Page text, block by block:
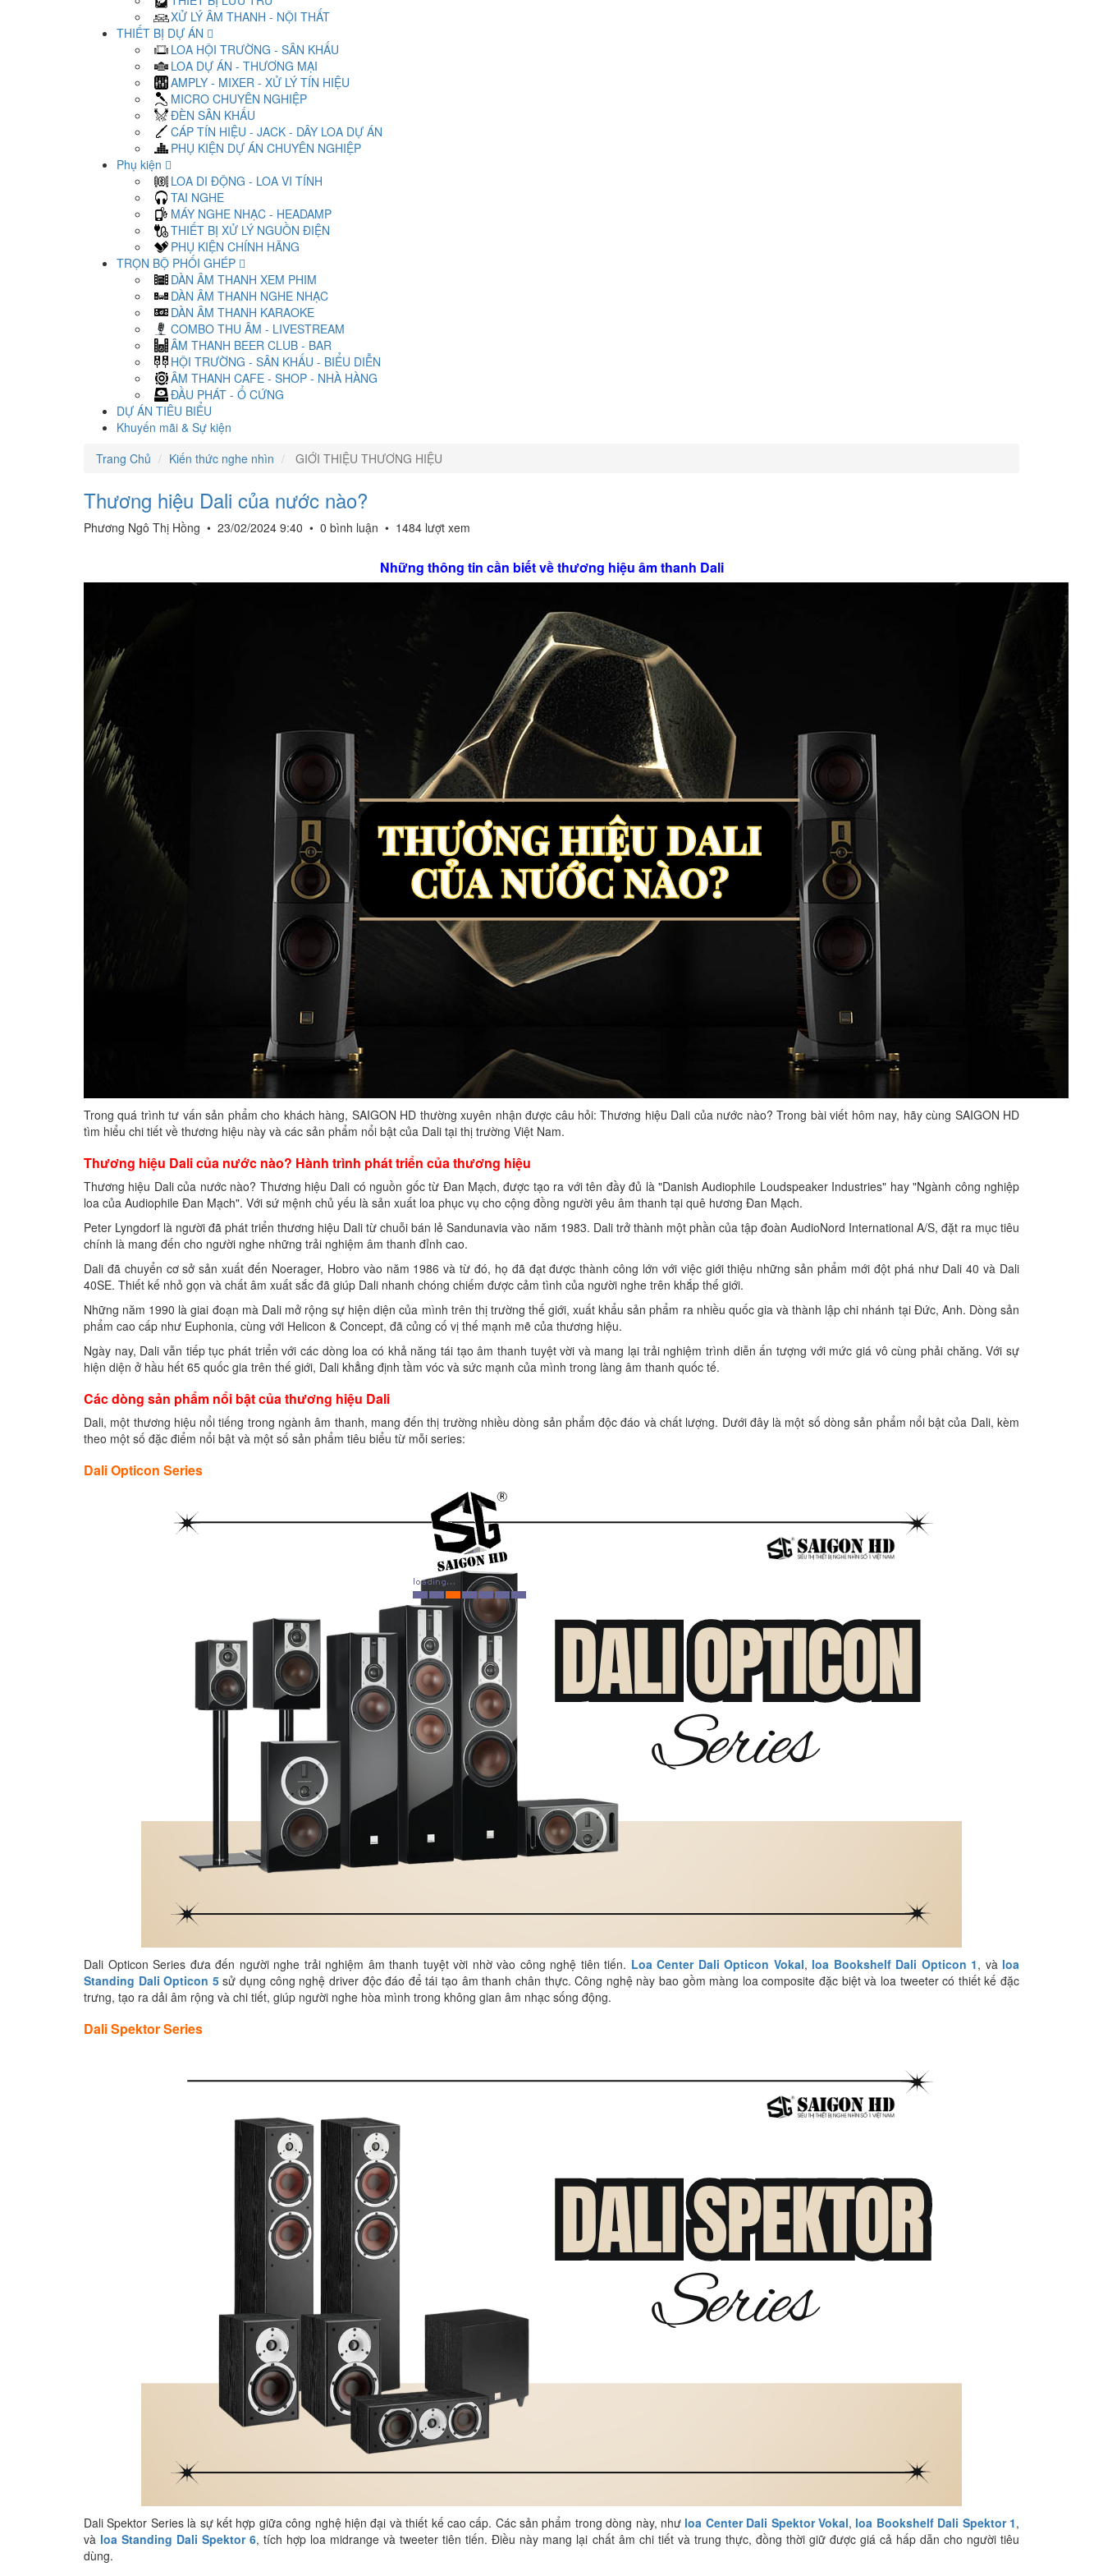
XỬ LÝ ÂM THANH - NỘI THẤT
THIẾT BỊ DỰ ÁN
LOA HỘI TRƯỜNG - SÂN KHẤU
LOA DỰ ÁN - THƯƠNG MẠI
AMPLY - MIXER - XỬ LÝ TÍN HIỆU
MICRO CHUYÊN NGHIỆP
ĐÈN SÂN KHẤU
CÁP TÍN HIỆU - JACK - DÂY LOA DỰ ÁN
PHỤ KIỆN DỰ ÁN CHUYÊN NGHIỆP
Phụ kiện
LOA DI ĐỘNG - LOA VI TÍNH
TAI NGHE
MÁY NGHE NHẠC - HEADAMP
THIẾT BỊ XỬ LÝ NGUỒN ĐIỆN
PHỤ KIỆN CHÍNH HÃNG
TRỌN BỘ PHỐI GHÉP
DÀN ÂM THANH XEM PHIM
DÀN ÂM THANH NGHE NHẠC
DÀN ÂM THANH KARAOKE
COMBO THU ÂM - LIVESTREAM
ÂM THANH BEER CLUB - BAR
HỘI TRƯỜNG - SÂN KHẤU - BIỂU DIỄN
ÂM THANH CAFE - SHOP - NHÀ HÀNG
ĐẦU PHÁT - Ổ CỨNG
DỰ ÁN TIÊU BIỂU
Khuyến mãi & Sự kiện
Trang Chủ
Kiến thức nghe nhìn GIỚI THIỆU THƯƠNG HIỆU
Thương hiệu Dali của nước nào?
Phương Ngô Thị Hồng • 23/02/2024 9:40 • 0 bình luận • 1484 lượt xem
Những thông tin cần biết về thương hiệu âm thanh Dali
Trong quá trình tư vấn sản phẩm cho khách hàng, SAIGON HD thường xuyên nhận được câu hỏi: Thương hiệu Dali của nước nào? Trong bài viết hôm nay, hãy cùng SAIGON HD
tìm hiểu chi tiết về thương hiệu này và các sản phẩm nổi bật của Dali tại thị trường Việt Nam.
Thương hiệu Dali của nước nào? Hành trình phát triển của thương hiệu
Thương hiệu Dali của nước nào? Thương hiệu Dali có nguồn gốc từ Đan Mạch, được tạo ra với tên đầy đủ là "Danish Audiophile Loudspeaker Industries" hay "Ngành công nghiệp
loa của Audiophile Đan Mạch". Với sứ mệnh chủ yếu là sản xuất loa phục vụ cho cộng đồng người yêu âm thanh tại quê hương Đan Mạch.
Peter Lyngdorf là người đã phát triển thương hiệu Dali từ chuỗi bán lẻ Sandunavia vào năm 1983. Dali trở thành một phần của tập đoàn AudioNord International A/S, đặt ra mục tiêu
chính là mang đến cho người nghe những trải nghiệm âm thanh đỉnh cao.
Dali đã chuyển cơ sở sản xuất đến Noerager, Hobro vào năm 1986 và từ đó, họ đã đạt được thành công lớn với việc giới thiệu những sản phẩm mới đột phá như Dali 40 và Dali
40SE. Thiết kế nhỏ gọn và chất âm xuất sắc đã giúp Dali nhanh chóng chiếm được cảm tình của người nghe trên khắp thế giới.
Những năm 1990 là giai đoạn mà Dali mở rộng sự hiện diện của mình trên thị trường thế giới, xuất khẩu sản phẩm ra nhiều quốc gia và thành lập chi nhánh tại Đức, Anh. Dòng sản
phẩm cao cấp như Euphonia, cùng với Helicon & Concept, đã củng cố vị thế mạnh mẽ của thương hiệu.
Ngày nay, Dali vẫn tiếp tục phát triển với các dòng loa có khả năng tái tạo âm thanh tuyệt vời và mang lại trải nghiệm trình diễn ấn tượng với mức giá vô cùng phải chăng. Với sự
hiện diện ở hầu hết 65 quốc gia trên thế giới, Dali khẳng định tầm vóc và sức mạnh của mình trong làng âm thanh quốc tế.
Các dòng sản phẩm nổi bật của thương hiệu Dali
Dali, một thương hiệu nổi tiếng trong ngành âm thanh, mang đến thị trường nhiều dòng sản phẩm độc đáo và chất lượng. Dưới đây là một số dòng sản phẩm nổi bật của Dali, kèm
theo một số đặc điểm nổi bật và một số sản phẩm tiêu biểu từ mỗi series:
Dali Opticon Series
Dali Opticon Series đưa đến người nghe trải nghiệm âm thanh tuyệt vời nhờ vào công nghệ tiên tiến. Loa Center Dali Opticon Vokal, loa Bookshelf Dali Opticon 1, và loa
Standing Dali Opticon 5sử dụng công nghệ driver độc đáo để tái tạo âm thanh chân thực. Công nghệ này bao gồm màng loa composite đặc biệt và loa tweeter có thiết kế đặc
trưng, tạo ra dải âm rộng và chi tiết, giúp người nghe hòa mình trong không gian âm nhạc sống động.
Dali Spektor Series
Dali Spektor Series là sự kết hợp giữa công nghệ hiện đại và thiết kế cao cấp. Các sản phẩm trong dòng này, như loa Center Dali Spektor Vokal, loa Bookshelf Dali Spektor 1,
và loa Standing Dali Spektor 6, tích hợp loa midrange và tweeter tiên tiến. Điều này mang lại chất âm chi tiết và trung thực, đồng thời giữ được giá cả hấp dẫn cho người tiêu
dùng.